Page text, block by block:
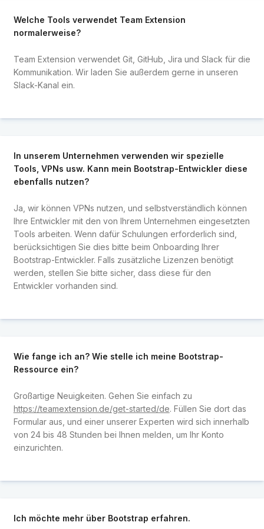
Welche Tools verwendet Team Extension
normalerweise?
Team Extension verwendet Git, GitHub, Jira und Slack für die
Kommunikation. Wir laden Sie außerdem gerne in unseren
Slack-Kanal ein.
In unserem Unternehmen verwenden wir spezielle
Tools, VPNs usw. Kann mein Bootstrap-Entwickler diese
ebenfalls nutzen?
Ja, wir können VPNs nutzen, und selbstverständlich können
Ihre Entwickler mit den von Ihrem Unternehmen eingesetzten
Tools arbeiten. Wenn dafür Schulungen erforderlich sind,
berücksichtigen Sie dies bitte beim Onboarding Ihrer
Bootstrap-Entwickler. Falls zusätzliche Lizenzen benötigt
werden, stellen Sie bitte sicher, dass diese für den
Entwickler vorhanden sind.
Wie fange ich an? Wie stelle ich meine Bootstrap-
Ressource ein?
Großartige Neuigkeiten. Gehen Sie einfach zu
https://teamextension.de/get-started/de. Füllen Sie dort das
Formular aus, und einer unserer Experten wird sich innerhalb
von 24 bis 48 Stunden bei Ihnen melden, um Ihr Konto
einzurichten.
Ich möchte mehr über Bootstrap erfahren.